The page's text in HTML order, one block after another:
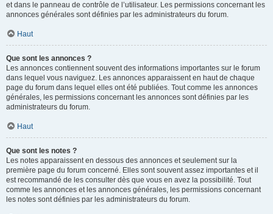
et dans le panneau de contrôle de l’utilisateur. Les permissions concernant les
annonces générales sont définies par les administrateurs du forum.
Haut
Que sont les annonces ?
Les annonces contiennent souvent des informations importantes sur le forum
dans lequel vous naviguez. Les annonces apparaissent en haut de chaque
page du forum dans lequel elles ont été publiées. Tout comme les annonces
générales, les permissions concernant les annonces sont définies par les
administrateurs du forum.
Haut
Que sont les notes ?
Les notes apparaissent en dessous des annonces et seulement sur la
première page du forum concerné. Elles sont souvent assez importantes et il
est recommandé de les consulter dès que vous en avez la possibilité. Tout
comme les annonces et les annonces générales, les permissions concernant
les notes sont définies par les administrateurs du forum.